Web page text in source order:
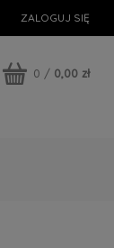
ZALOGUJ SIĘ
0 / 0,00 zł